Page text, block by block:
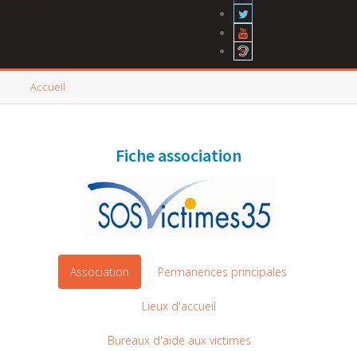
Accueil
Fiche association
Association Permanences principales
Lieux d'accueil
Bureaux d'aide aux victimes